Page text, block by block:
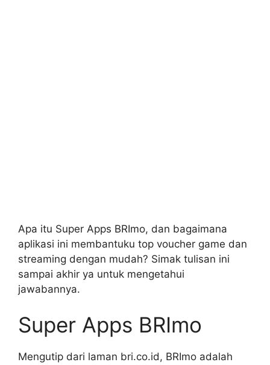
Apa itu Super Apps BRImo, dan bagaimana
aplikasi ini membantuku top voucher game dan
streaming dengan mudah? Simak tulisan ini
sampai akhir ya untuk mengetahui
jawabannya.
Super Apps BRImo
Mengutip dari laman bri.co.id, BRImo adalah